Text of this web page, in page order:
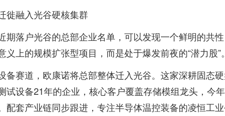
徙融入光谷硬核集群
期落户光谷的总部企业名单，可以发现一个鲜明的共
义上的规模扩张型项目，而是处于爆发前夜的“潜力股”。
备赛道，欧康诺将总部整体迁入光谷。这家深耕固态
试设备21年的企业，核心客户覆盖存储模组龙头，今
配套产业链同步跟进，专注半导体温控装备的凌恒工